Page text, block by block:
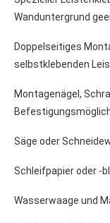
Wanduntergrund
Doppelseitiges
selbstklebenden
Montagenägel,
Säge oder
Schleifpapier oder -
Wasserwaage und